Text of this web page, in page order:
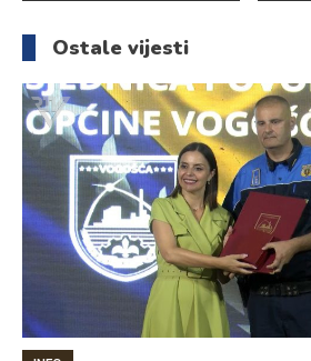
članaka
Ostale vijesti